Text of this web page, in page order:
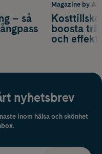
Magazine by
boosta
och
– så
nyhetsbrev
inom hälsa och skönhet